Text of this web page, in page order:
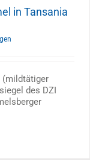
in Tansania
(mildtätiger
des DZI